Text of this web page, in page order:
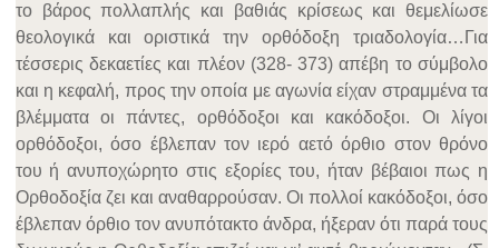
το βάρος πολλαπλής και βαθιάς κρίσεως και θεμελίωσε
θεολογικά και οριστικά την ορθόδοξη τριαδολογία…Για
τέσσερις δεκαετίες και πλέον (328- 373) απέβη το σύμβολο
και η κεφαλή, προς την οποία με αγωνία είχαν στραμμένα τα
βλέμματα οι πάντες, ορθόδοξοι και κακόδοξοι. Οι λίγοι
ορθόδοξοι, όσο έβλεπαν τον ιερό αετό όρθιο στον θρόνο
του ή ανυποχώρητο στις εξορίες του, ήταν βέβαιοι πως η
Ορθοδοξία ζει και αναθαρρούσαν. Οι πολλοί κακόδοξοι, όσο
έβλεπαν όρθιο τον ανυπότακτο άνδρα, ήξεραν ότι παρά τους